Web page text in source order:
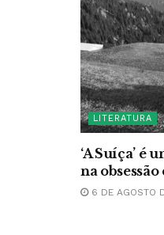
LITERATURA
‘A Suíça’
na
6 DE AGOSTO